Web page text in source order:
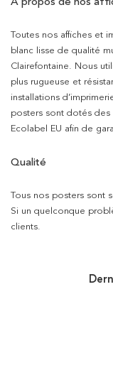
Toutes nos affiches et
blanc lisse de qualité
Clairefontaine. Nous
plus rugueuse et
installations
posters sont dotés des
Ecolabel EU afin de
Qualité
Tous nos posters sont
Si un quelconque
clients.